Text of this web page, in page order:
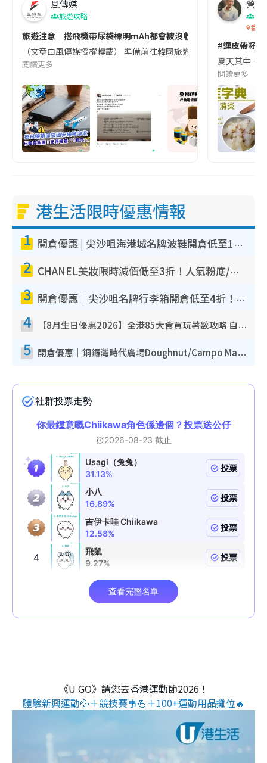
風傳媒
旅遊攻略
旅遊注意｜搭飛機帶尿袋標明mAh都會被沒收😱出發前切記檢查
（文章由風傳媒授權轉載） 準備前往韓國旅遊的民眾，近期要
閱讀更多
營養
香港
#連皮帶籽
夏天其中一
閱讀更多
港生活限時優惠情報
1 開倉優惠 | 尖沙咀海港城名牌波鞋開倉低至1折！On鞋$899起／Joy&Peace鞋履$98起
2 CHANEL美妝限時減價低至3折！人氣粉底/唇膏/精華液低至$275！COCO香水都有平
3 開倉優惠｜尖沙咀名牌行李箱開倉低至4折！一連5日 American Tourister/ace./Hallmark $200起！
4 【8月生日優惠2026】全港85大食買玩著數攻略 自助餐/火鍋放題同行免費＋誠品/DONKI送現金券
5 開倉優惠｜銅鑼灣時代廣場Doughnut/Campo Marzio開倉低至1折！背囊、書包、手袋劈價$200起
《U GO》請您去香港運動節2026！
體驗新興運動💦＋競技賽事💪＋100+運動用品攤位🔥